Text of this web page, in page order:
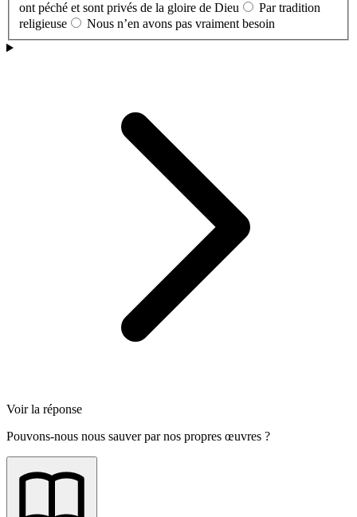
ont péché et sont privés de la gloire de Dieu
Par tradition
religieuse
Nous n’en avons pas vraiment besoin
Voir la réponse
Pouvons-nous nous sauver par nos propres œuvres ?